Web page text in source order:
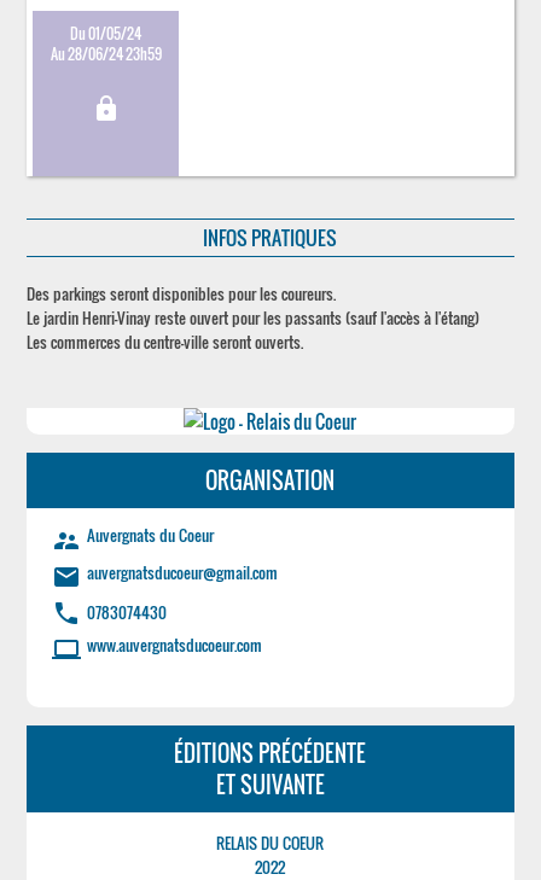
Du 01/05/24
Au 28/06/24 23h59
lock
INFOS PRATIQUES
Des parkings seront disponibles pour les coureurs.
Le jardin Henri-Vinay reste ouvert pour les passants (sauf l'accès à l'étang)
Les commerces du centre-ville seront ouverts.
ORGANISATION
supervisor_account Auvergnats du Coeur
email auvergnatsducoeur@gmail.com
phone 0783074430
laptop www.auvergnatsducoeur.com
ÉDITIONS PRÉCÉDENTE
ET SUIVANTE
RELAIS DU COEUR
2022